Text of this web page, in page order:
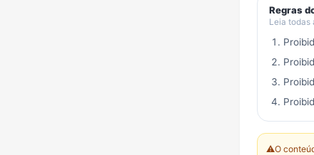
Regras
Leia todas
⚠️O